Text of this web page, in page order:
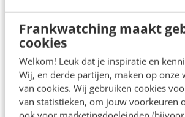
Frankwatching maakt
cookies
Welkom! Leuk dat je inspiratie en
Wij, en derde partijen, maken op onze
van cookies. Wij gebruiken cookies
van statistieken, om jouw voorkeuren
Wat kunnen we doen om
laten sluiten op de werkvloer?
bewustzijn een belangrijk begin.
zijn als we jongeren beter
werkplek. Maar niet vanuit een
beter’-positie.